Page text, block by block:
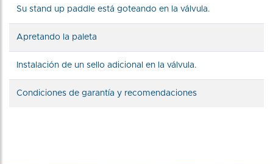
Su stand up paddle está goteando en la válvula.
Apretando la paleta
Instalación de un sello adicional en la válvula.
Condiciones de garantía y recomendaciones